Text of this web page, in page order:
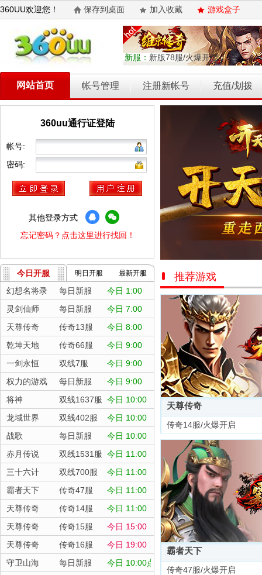
360UU欢迎您！ 保存到桌面 加入收藏 游戏盒子
新服： 新版78服/火爆开启
网站首页 帐号管理 注册新帐号 充值/划拨
360uu通行证登陆
帐号:
密码:
其他登录方式
忘记密码？点击这里进行找回！
今日开服 明日开服 最新开服
幻想名将录 每日新服
今日 1:00
灵剑仙师
每日新服
今日 7:00
天尊传奇
传奇13服
今日 8:00
乾坤天地
传奇66服
今日 9:00
一剑永恒
双线7服
今日 9:00
权力的游戏
每日新服
今日 9:00
将神
双线1637服 今日 10:00
龙域世界
双线402服
今日 10:00
战歌
每日新服
今日 10:00
赤月传说
双线1531服 今日 11:00
三十六计
双线700服
今日 11:00
霸者天下
传奇47服
今日 11:00
天尊传奇
传奇14服
今日 11:00
天尊传奇
传奇15服
今日 15:00
天尊传奇
传奇16服
今日 19:00
守卫山海
每日新服
今日 10:00点
推荐游戏
天尊传奇
传奇14服/火爆开启
霸者天下
传奇47服/火爆开启